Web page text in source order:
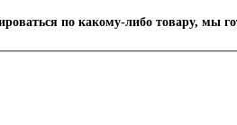
по какому-либо товару, мы